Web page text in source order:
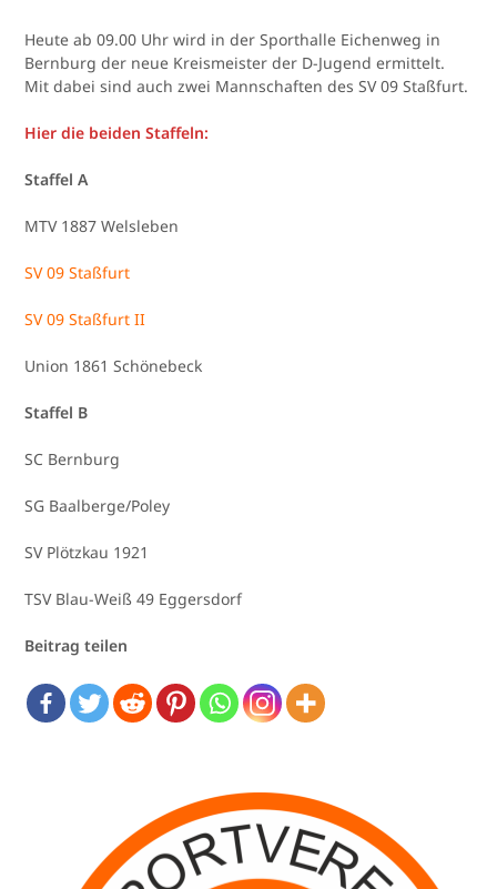
Heute ab 09.00 Uhr wird in der Sporthalle Eichenweg in
Bernburg der neue Kreismeister der D-Jugend ermittelt.
Mit dabei sind auch zwei Mannschaften des SV 09 Staßfurt.
Hier die beiden Staffeln:
Staffel A
MTV 1887 Welsleben
SV 09 Staßfurt
SV 09 Staßfurt II
Union 1861 Schönebeck
Staffel B
SC Bernburg
SG Baalberge/Poley
SV Plötzkau 1921
TSV Blau-Weiß 49 Eggersdorf
Beitrag teilen